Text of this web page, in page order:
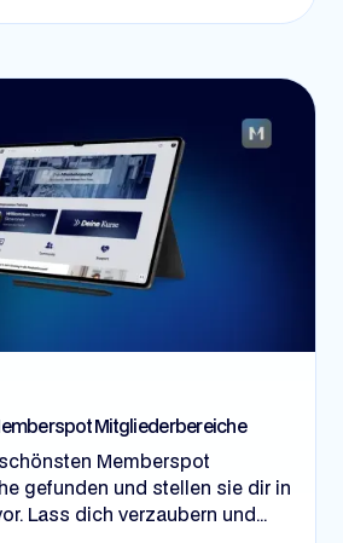
Mitgliederbereiche
Memberspot
gefunden und stellen sie dir in
Lass dich verzaubern und